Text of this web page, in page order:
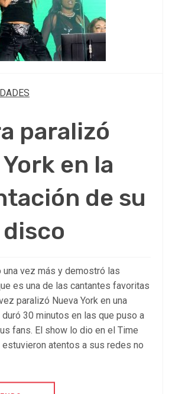
paralizó
en la
de su
una vez más y demostró las
es una de las cantantes favoritas
paralizó Nueva York en una
30 minutos en las que puso a
fans. El show lo dio en el Time
atentos a sus redes no